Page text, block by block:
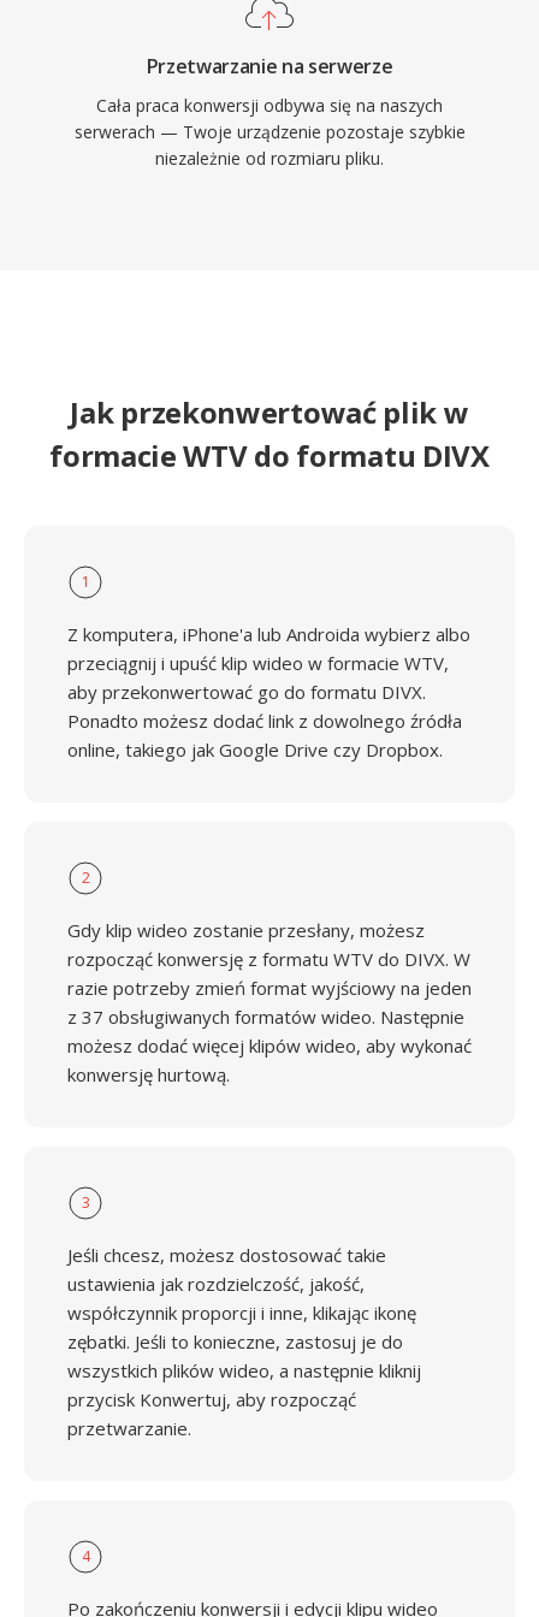
Przetwarzanie na serwerze
Cała praca konwersji odbywa się na naszych
serwerach — Twoje urządzenie pozostaje szybkie
niezależnie od rozmiaru pliku.
Jak przekonwertować plik w
formacie WTV do formatu DIVX
1
Z komputera, iPhone'a lub Androida wybierz albo
przeciągnij i upuść klip wideo w formacie WTV,
aby przekonwertować go do formatu DIVX.
Ponadto możesz dodać link z dowolnego źródła
online, takiego jak Google Drive czy Dropbox.
2
Gdy klip wideo zostanie przesłany, możesz
rozpocząć konwersję z formatu WTV do DIVX. W
razie potrzeby zmień format wyjściowy na jeden
z 37 obsługiwanych formatów wideo. Następnie
możesz dodać więcej klipów wideo, aby wykonać
konwersję hurtową.
3
Jeśli chcesz, możesz dostosować takie
ustawienia jak rozdzielczość, jakość,
współczynnik proporcji i inne, klikając ikonę
zębatki. Jeśli to konieczne, zastosuj je do
wszystkich plików wideo, a następnie kliknij
przycisk Konwertuj, aby rozpocząć
przetwarzanie.
4
Po zakończeniu konwersji i edycji klipu wideo